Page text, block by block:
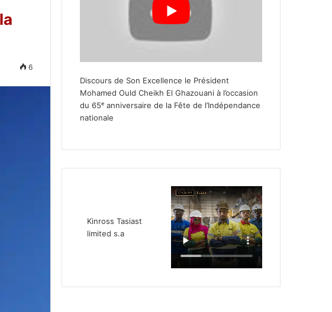
6
Discours de Son Excellence le Président
Mohamed Ould Cheikh El Ghazouani à l’occasion
du 65ᵉ anniversaire de la Fête de l’Indépendance
nationale
Kinross Tasiast
limited s.a